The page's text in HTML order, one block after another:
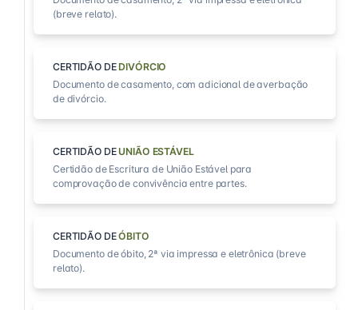
(breve relato).
CERTIDÃO DEDIVÓRCIO
Documento de casamento, com adicional de averbação
de divórcio.
CERTIDÃO DEUNIÃO ESTÁVEL
Certidão de Escritura de União Estável para
comprovação de convivência entre partes.
CERTIDÃO DEÓBITO
Documento de óbito, 2ª via impressa e eletrônica (breve
relato).